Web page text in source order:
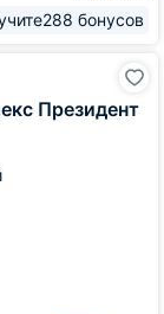
288 бонусов
Президент